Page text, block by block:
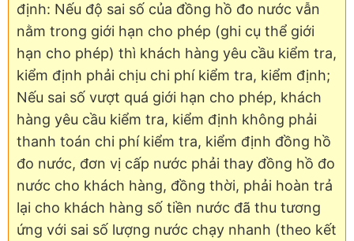
định: Nếu độ sai số của đồng hồ đo nước vẫn
nằm trong giới hạn cho phép (ghi cụ thể giới
hạn cho phép) thì khách hàng yêu cầu kiểm tra,
kiểm định phải chịu chi phí kiểm tra, kiểm định;
Nếu sai số vượt quá giới hạn cho phép, khách
hàng yêu cầu kiểm tra, kiểm định không phải
thanh toán chi phí kiểm tra, kiểm định đồng hồ
đo nước, đơn vị cấp nước phải thay đồng hồ đo
nước cho khách hàng, đồng thời, phải hoàn trả
lại cho khách hàng số tiền nước đã thu tương
ứng với sai số lượng nước chạy nhanh (theo kết